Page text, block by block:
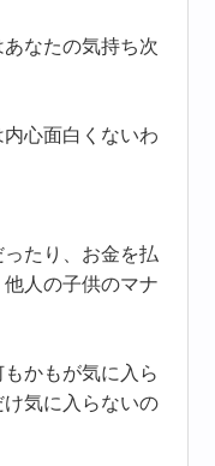
なたの気持ち次
心面白くないわ
たり、お金を払
人の子供のマナ
かもが気に入ら
気に入らないの